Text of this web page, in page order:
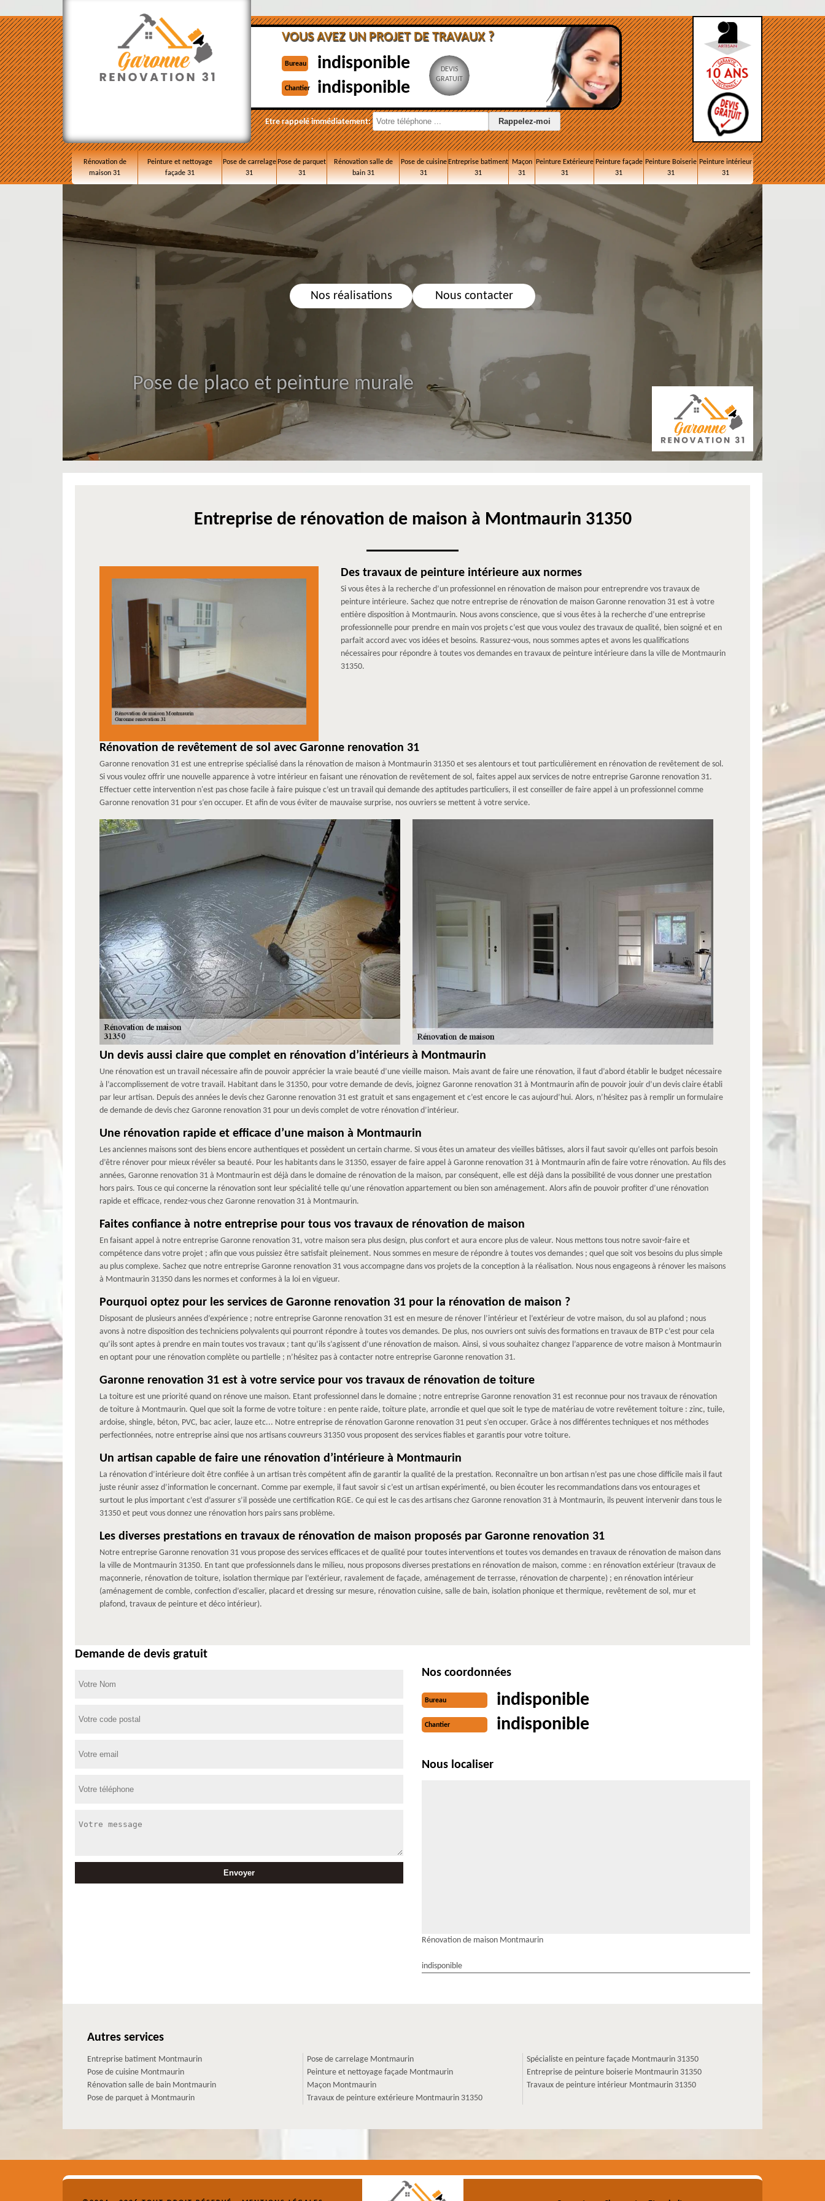
VOUS AVEZ UN PROJET DE TRAVAUX ?
Bureau indisponible
Chantier indisponible
DEVIS
GRATUIT
Etre rappelé immédiatement:
Rénovation de
maison 31
Peinture et nettoyage
façade 31
Pose de carrelage
31
Pose de parquet
31
Rénovation salle de
bain 31
Pose de cuisine
31
Entreprise batiment
31
Maçon
31
Peinture Extérieure
31
Peinture façade
31
Peinture Boiserie
31
Peinture intérieur
31
Nos réalisations Nous contacter
Pose de placo et peinture murale
Entreprise de rénovation de maison à Montmaurin 31350
Des travaux de peinture intérieure aux normes
Si vous êtes à la recherche d’un professionnel en rénovation de maison pour entreprendre vos travaux de
peinture intérieure. Sachez que notre entreprise de rénovation de maison Garonne renovation 31 est à votre
entière disposition à Montmaurin. Nous avons conscience, que si vous êtes à la recherche d’une entreprise
professionnelle pour prendre en main vos projets c’est que vous voulez des travaux de qualité, bien soigné et en
parfait accord avec vos idées et besoins. Rassurez-vous, nous sommes aptes et avons les qualifications
nécessaires pour répondre à toutes vos demandes en travaux de peinture intérieure dans la ville de Montmaurin
31350.
Rénovation de revêtement de sol avec Garonne renovation 31
Garonne renovation 31 est une entreprise spécialisé dans la rénovation de maison à Montmaurin 31350 et ses alentours et tout particulièrement en rénovation de revêtement de sol.
Si vous voulez offrir une nouvelle apparence à votre intérieur en faisant une rénovation de revêtement de sol, faites appel aux services de notre entreprise Garonne renovation 31.
Effectuer cette intervention n'est pas chose facile à faire puisque c’est un travail qui demande des aptitudes particuliers, il est conseiller de faire appel à un professionnel comme
Garonne renovation 31 pour s’en occuper. Et afin de vous éviter de mauvaise surprise, nos ouvriers se mettent à votre service.
Un devis aussi claire que complet en rénovation d’intérieurs à Montmaurin
Une rénovation est un travail nécessaire afin de pouvoir apprécier la vraie beauté d’une vieille maison. Mais avant de faire une rénovation, il faut d’abord établir le budget nécessaire
à l’accomplissement de votre travail. Habitant dans le 31350, pour votre demande de devis, joignez Garonne renovation 31 à Montmaurin afin de pouvoir jouir d’un devis claire établi
par leur artisan. Depuis des années le devis chez Garonne renovation 31 est gratuit et sans engagement et c’est encore le cas aujourd’hui. Alors, n’hésitez pas à remplir un formulaire
de demande de devis chez Garonne renovation 31 pour un devis complet de votre rénovation d’intérieur.
Une rénovation rapide et efficace d’une maison à Montmaurin
Les anciennes maisons sont des biens encore authentiques et possèdent un certain charme. Si vous êtes un amateur des vieilles bâtisses, alors il faut savoir qu’elles ont parfois besoin
d’être rénover pour mieux révéler sa beauté. Pour les habitants dans le 31350, essayer de faire appel à Garonne renovation 31 à Montmaurin afin de faire votre rénovation. Au fils des
années, Garonne renovation 31 à Montmaurin est déjà dans le domaine de rénovation de la maison, par conséquent, elle est déjà dans la possibilité de vous donner une prestation
hors pairs. Tous ce qui concerne la rénovation sont leur spécialité telle qu’une rénovation appartement ou bien son aménagement. Alors afin de pouvoir profiter d’une rénovation
rapide et efficace, rendez-vous chez Garonne renovation 31 à Montmaurin.
Faites confiance à notre entreprise pour tous vos travaux de rénovation de maison
En faisant appel à notre entreprise Garonne renovation 31, votre maison sera plus design, plus confort et aura encore plus de valeur. Nous mettons tous notre savoir-faire et
compétence dans votre projet ; afin que vous puissiez être satisfait pleinement. Nous sommes en mesure de répondre à toutes vos demandes ; quel que soit vos besoins du plus simple
au plus complexe. Sachez que notre entreprise Garonne renovation 31 vous accompagne dans vos projets de la conception à la réalisation. Nous nous engageons à rénover les maisons
à Montmaurin 31350 dans les normes et conformes à la loi en vigueur.
Pourquoi optez pour les services de Garonne renovation 31 pour la rénovation de maison ?
Disposant de plusieurs années d’expérience ; notre entreprise Garonne renovation 31 est en mesure de rénover l’intérieur et l’extérieur de votre maison, du sol au plafond ; nous
avons à notre disposition des techniciens polyvalents qui pourront répondre à toutes vos demandes. De plus, nos ouvriers ont suivis des formations en travaux de BTP c’est pour cela
qu’ils sont aptes à prendre en main toutes vos travaux ; tant qu’ils s’agissent d’une rénovation de maison. Ainsi, si vous souhaitez changez l’apparence de votre maison à Montmaurin
en optant pour une rénovation complète ou partielle ; n’hésitez pas à contacter notre entreprise Garonne renovation 31.
Garonne renovation 31 est à votre service pour vos travaux de rénovation de toiture
La toiture est une priorité quand on rénove une maison. Etant professionnel dans le domaine ; notre entreprise Garonne renovation 31 est reconnue pour nos travaux de rénovation
de toiture à Montmaurin. Quel que soit la forme de votre toiture : en pente raide, toiture plate, arrondie et quel que soit le type de matériau de votre revêtement toiture : zinc, tuile,
ardoise, shingle, béton, PVC, bac acier, lauze etc... Notre entreprise de rénovation Garonne renovation 31 peut s’en occuper. Grâce à nos différentes techniques et nos méthodes
perfectionnées, notre entreprise ainsi que nos artisans couvreurs 31350 vous proposent des services fiables et garantis pour votre toiture.
Un artisan capable de faire une rénovation d’intérieure à Montmaurin
La rénovation d’intérieure doit être confiée à un artisan très compétent afin de garantir la qualité de la prestation. Reconnaître un bon artisan n’est pas une chose difficile mais il faut
juste réunir assez d’information le concernant. Comme par exemple, il faut savoir si c’est un artisan expérimenté, ou bien écouter les recommandations dans vos entourages et
surtout le plus important c’est d’assurer s’il possède une certification RGE. Ce qui est le cas des artisans chez Garonne renovation 31 à Montmaurin, ils peuvent intervenir dans tous le
31350 et peut vous donnez une rénovation hors pairs sans problème.
Les diverses prestations en travaux de rénovation de maison proposés par Garonne renovation 31
Notre entreprise Garonne renovation 31 vous propose des services efficaces et de qualité pour toutes interventions et toutes vos demandes en travaux de rénovation de maison dans
la ville de Montmaurin 31350. En tant que professionnels dans le milieu, nous proposons diverses prestations en rénovation de maison, comme : en rénovation extérieur (travaux de
maçonnerie, rénovation de toiture, isolation thermique par l’extérieur, ravalement de façade, aménagement de terrasse, rénovation de charpente) ; en rénovation intérieur
(aménagement de comble, confection d’escalier, placard et dressing sur mesure, rénovation cuisine, salle de bain, isolation phonique et thermique, revêtement de sol, mur et
plafond, travaux de peinture et déco intérieur).
Demande de devis gratuit
Nos coordonnées
Bureau indisponible
Chantier indisponible
Nous localiser
Rénovation de maison Montmaurin
indisponible
Autres services
Entreprise batiment Montmaurin
Pose de cuisine Montmaurin
Rénovation salle de bain Montmaurin
Pose de parquet à Montmaurin
Pose de carrelage Montmaurin
Peinture et nettoyage façade Montmaurin
Maçon Montmaurin
Travaux de peinture extérieure Montmaurin 31350
Spécialiste en peinture façade Montmaurin 31350
Entreprise de peinture boiserie Montmaurin 31350
Travaux de peinture intérieur Montmaurin 31350